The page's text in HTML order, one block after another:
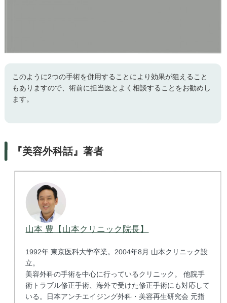
このように2つの手術を併用することにより効果が狙えること
もありますので、術前に担当医とよく相談することをお勧めし
ます。
『美容外科話』著者
山本 豊【山本クリニック院長】
1992年 東京医科大学卒業。2004年8月 山本クリニック設
立。
美容外科の手術を中心に行っているクリニック。 他院手
術トラブル修正手術、海外で受けた修正手術にも対応して
いる。日本アンチエイジング外科・美容再生研究会 元指